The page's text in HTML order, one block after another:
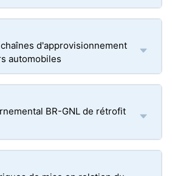
d'approvisionnement
automobiles
BR-GNL de rétrofit